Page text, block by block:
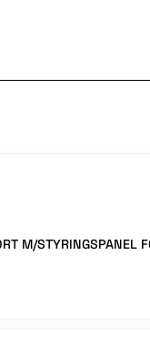
M/STYRINGSPANEL